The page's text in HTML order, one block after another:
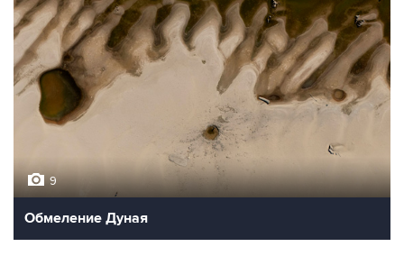
9
Обмеление Дуная